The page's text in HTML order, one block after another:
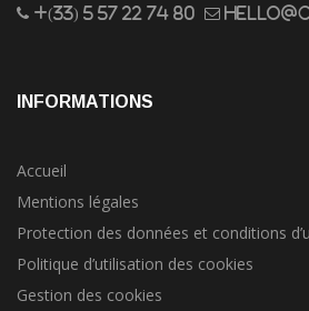
+(33) 5 57 22 74 80
INFORMATIONS
Accueil
Mentions légales
Protection des données et conditions
Politique d’utilisation des cookies
Gestion des cookies